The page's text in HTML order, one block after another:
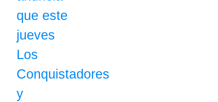
que este
jueves
Los
Conquistadores
y